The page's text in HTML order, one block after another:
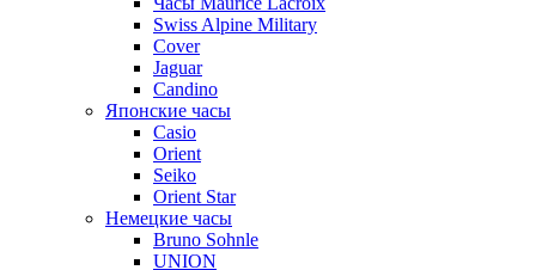
Swiss Alpine Military
Cover
Jaguar
Candino
Японские часы
Casio
Orient
Seiko
Orient Star
Немецкие часы
Bruno Sohnle
UNION